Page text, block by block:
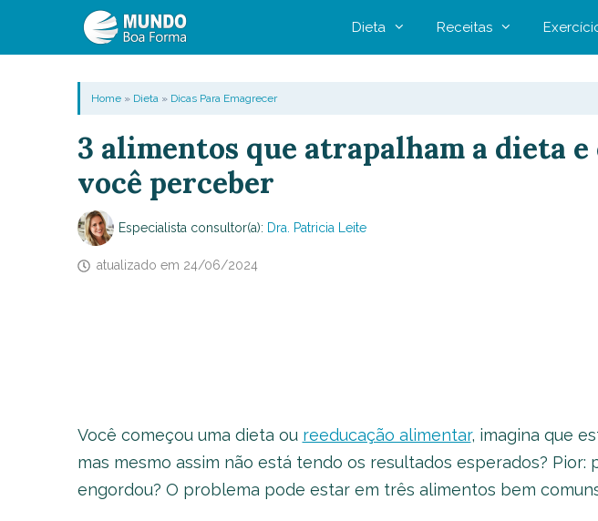
Dieta Receitas
Home» Dieta» Dicas Para Emagrecer
3 alimentos que atrapalham a dieta e
você perceber
Especialista consultor(a): Dra. Patricia Leite
atualizado em 24/06/2024
Você começou uma dieta ou reeducação alimentar, imagina que
mas mesmo assim não está tendo os resultados esperados? Pior:
engordou? O problema pode estar em três alimentos bem